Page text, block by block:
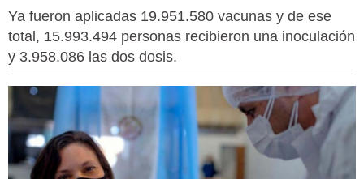
Ya fueron aplicadas 19.951.580 vacunas y de ese
total, 15.993.494 personas recibieron una inoculación
y 3.958.086 las dos dosis.